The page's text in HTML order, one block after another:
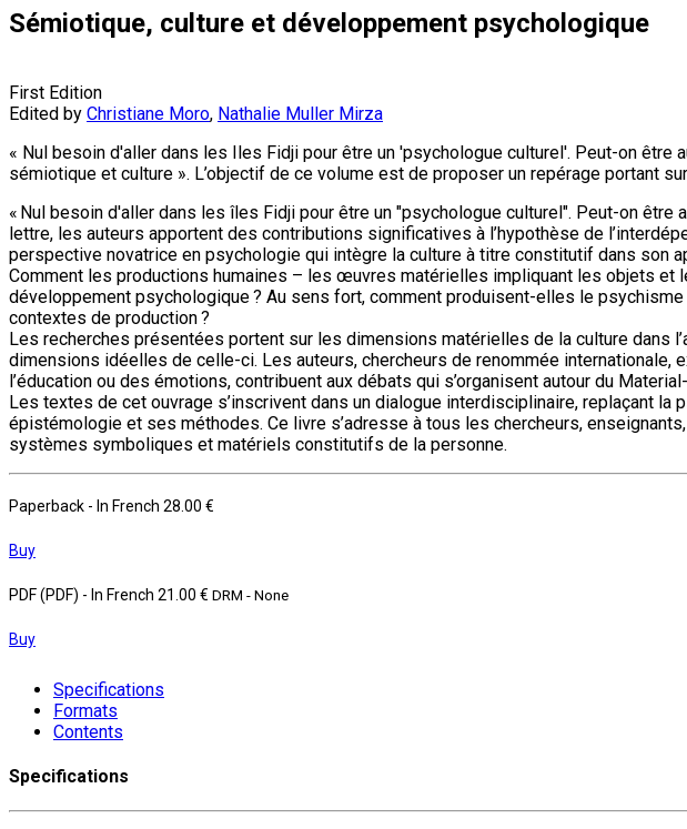
Sémiotique, culture et développement psychologique
First Edition
Edited by Christiane Moro, Nathalie Muller Mirza
« Nul besoin d'aller dans les Iles Fidji pour être un 'psychologue culturel'. Peut-on être
sémiotique et culture ». L’objectif de ce volume est de proposer un repérage portant
« Nul besoin d'aller dans les îles Fidji pour être un "psychologue culturel". Peut-on être
lettre, les auteurs apportent des contributions significatives à l’hypothèse de
perspective novatrice en psychologie qui intègre la culture à titre constitutif dans son
Comment les productions humaines – les œuvres matérielles impliquant les objets
développement psychologique ? Au sens fort, comment produisent-elles le
contextes de production ?
Les recherches présentées portent sur les dimensions matérielles de la culture dans
dimensions idéelles de celle-ci. Les auteurs, chercheurs de renommée
l’éducation ou des émotions, contribuent aux débats qui s’organisent autour du
Les textes de cet ouvrage s’inscrivent dans un dialogue interdisciplinaire, replaçant
épistémologie et ses méthodes. Ce livre s’adresse à tous les chercheurs,
systèmes symboliques et matériels constitutifs de la personne.
Paperback - In French 28.00 €
Buy
PDF (PDF) - In French 21.00 € DRM - None
Buy
Specifications
Formats
Contents
Specifications